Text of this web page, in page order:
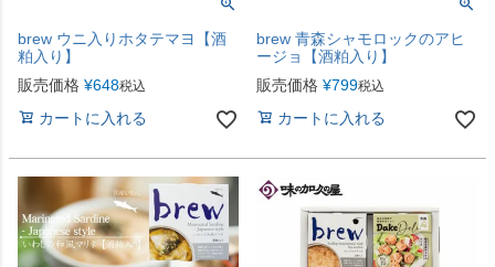
brew ウニ入りホタテマヨ【酒
粕入り】
販売価格 ¥648税込
カートに入れる
brew 青森シャモロックのアヒ
ージョ【酒粕入り】
販売価格 ¥799税込
カートに入れる